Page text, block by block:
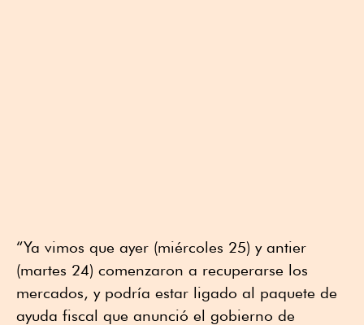
“Ya vimos que ayer (miércoles 25) y antier
(martes 24) comenzaron a recuperarse los
mercados, y podría estar ligado al paquete de
ayuda fiscal que anunció el gobierno de